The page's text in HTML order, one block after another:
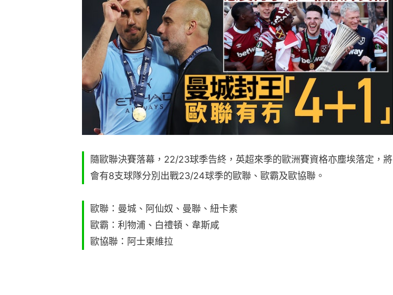
隨歐聯決賽落幕，22/23球季告終，英超來季的歐洲賽資格亦塵埃落定，將
會有8支球隊分別出戰23/24球季的歐聯、歐霸及歐協聯。
歐聯：曼城、阿仙奴、曼聯、紐卡素
歐霸：利物浦、白禮頓、韋斯咸
歐協聯：阿士東維拉